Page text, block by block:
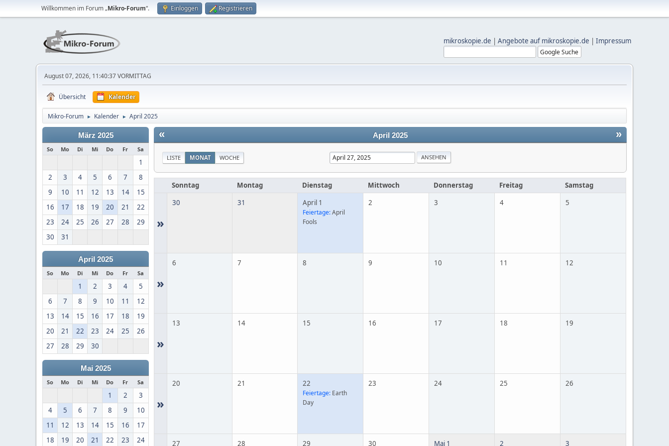
Willkommen im Forum „Mikro-Forum“. Einloggen Registrieren
mikroskopie.de | Angebote auf mikroskopie.de | Impressum
August 07, 2026, 11:40:37 VORMITTAG
Übersicht Kalender
Mikro-Forum ► Kalender ► April 2025
März 2025
So Mo Di Mi Do Fr Sa
1
2
3 4 5 6 7
8
9
10 11 12 13 14
15
16
17 18 19 20 21
22
23
24 25 26 27 28
29
30
31
April 2025
So Mo Di Mi Do Fr Sa
1 2 3 4
5
6
7 8 9 10 11
12
13
14 15 16 17 18
19
20
21 22 23 24 25
26
27
28 29 30
Mai 2025
So Mo Di Mi Do Fr Sa
1 2
3
4
5 6 7 8 9
10
11
12 13 14 15 16
17
18
19 20 21 22 23 24
« »
April 2025
LISTE MONAT WOCHE
Sonntag Montag Dienstag Mittwoch Donnerstag Freitag Samstag
»
30 31 April 1
Feiertage:April
Fools
2 3 4 5
»
6 7 8 9 10 11 12
»
13 14 15 16 17 18 19
»
20 21 22
Feiertage: Earth
Day
23 24 25 26
27 28 29 30 Mai 1 2 3